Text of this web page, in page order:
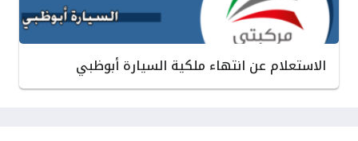
الاستعلام عن انتهاء ملكية السيارة أبوظبي